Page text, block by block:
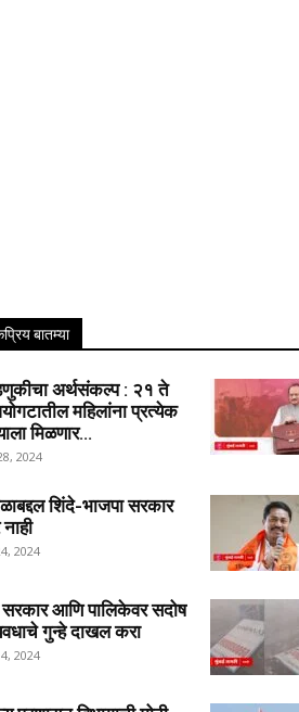
बातम्या
अर्थसंकल्प : २१ ते
महिलांना प्रत्येक
मिळणार...
2024
शिंदे-भाजपा सरकार
2024
सरकार आणि पालिकेवर सदोष
गुन्हे दाखल करा
2024